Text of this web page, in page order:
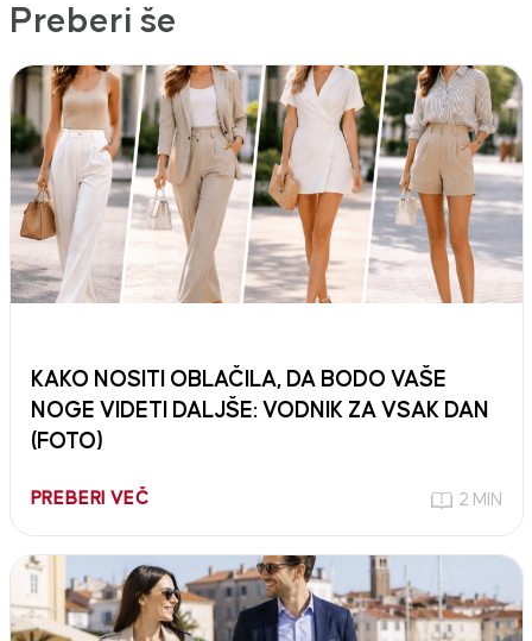
Preberi še
KAKO NOSITI OBLAČILA, DA BODO VAŠE
NOGE VIDETI DALJŠE: VODNIK ZA VSAK DAN
(FOTO)
PREBERI VEČ 2 MIN